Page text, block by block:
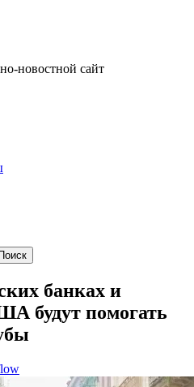
новостной сайт
банках и
будут помогать